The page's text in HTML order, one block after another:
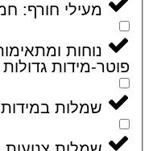
מעילי חורף: חמים,
נוחות ומתאימות:
מידות גדולות
שמלות במידות גדולות: